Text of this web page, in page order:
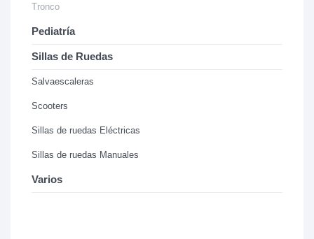
Tronco
Pediatría
Sillas de Ruedas
Salvaescaleras
Scooters
Sillas de ruedas Eléctricas
Sillas de ruedas Manuales
Varios